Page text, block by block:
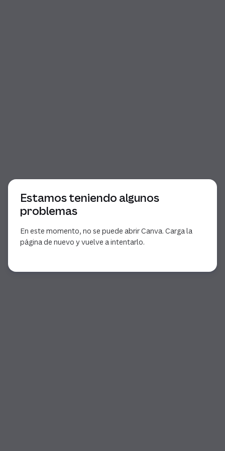
Estamos teniendo algunos
problemas
En este momento, no se puede abrir Canva. Carga la
página de nuevo y vuelve a intentarlo.